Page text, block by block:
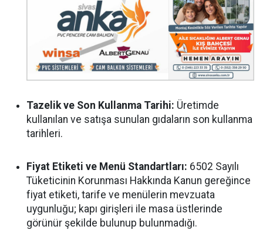
Tazelik ve Son Kullanma Tarihi: Üretimde
kullanılan ve satışa sunulan gıdaların son kullanma
tarihleri.
Fiyat Etiketi ve Menü Standartları: 6502 Sayılı
Tüketicinin Korunması Hakkında Kanun gereğince
fiyat etiketi, tarife ve menülerin mevzuata
uygunluğu; kapı girişleri ile masa üstlerinde
görünür şekilde bulunup bulunmadığı.